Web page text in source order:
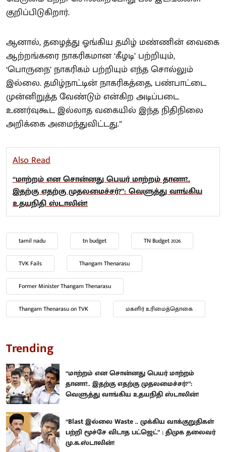
குறிப்பிடுகிறார்.
ஆனால், தழைத்து ஓங்கிய தமிழ் மண்ணின் வைகை
ஆற்றங்கரை நாகரிகமான ‘கீழடி’ பற்றியும்,
‘பொருநை’ நாகரிகம் பற்றியும் எந்த சொல்லும்
இல்லை. தமிழ்நாட்டின் நாகரிகத்தை, பண்பாட்டை
முன்னிறுத்த வேண்டும் என்கிற அடிப்படை
உணர்வுகூட இல்லாத வகையில் இந்த நிதிநிலை
அறிக்கை அமைந்துவிட்டது.”
Also Read
“மாற்றம் என சொன்னது பெயர் மாற்றம் தானா?..
இதற்கு எதற்கு முதலமைச்சர்?”: வெளுத்து வாங்கிய
உதயநிதி ஸ்டாலின்!
tamil nadu tn budget TN Budget 2026
TVK Fails Thangam Thenarasu
Former Minister Thangam Thenarasu
Thangam Thenarasu on TVK மகளிர் உரிமைத்தொகை
Trending
“மாற்றம் என சொன்னது பெயர் மாற்றம்
தானா?.. இதற்கு எதற்கு முதலமைச்சர்?”:
வெளுத்து வாங்கிய உதயநிதி ஸ்டாலின்!
“Blast இல்லை Waste .. முக்கிய வாக்குறுதிகள்
பற்றி மூச்சே விடாத பட்ஜெட்” : திமுக தலைவர்
மு.க.ஸ்டாலின்!